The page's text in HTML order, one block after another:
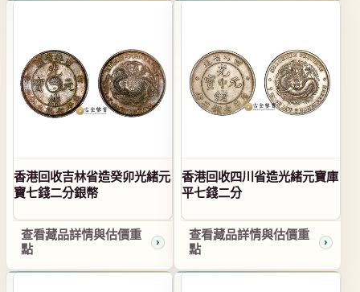
香港回收吉林省造癸卯光緒元
寶七錢二分銀幣
查看藏品詳情與估價重
點
香港回收四川省造光緒元寶庫
平七錢二分
查看藏品詳情與估價重
點